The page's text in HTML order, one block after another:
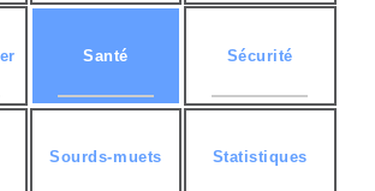
Santé Sécurité
Sourds-muets Statistiques